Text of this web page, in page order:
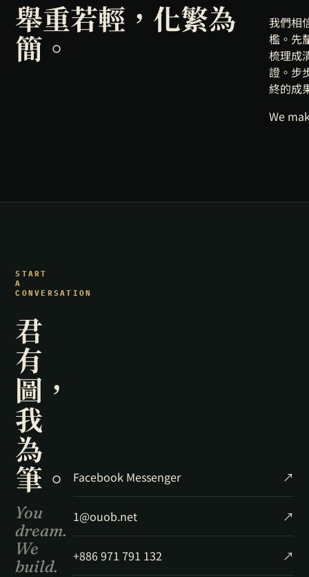
舉重若輕， 化繁為
簡。
我們相
檻。先
梳理成
證。步
終的成
We
START
A
CONVERSATION
君
有
圖，
我
為
筆。
You
dream.
We
build.
Facebook Messenger ↗
1@ouob.net ↗
+886 971 791 132 ↗